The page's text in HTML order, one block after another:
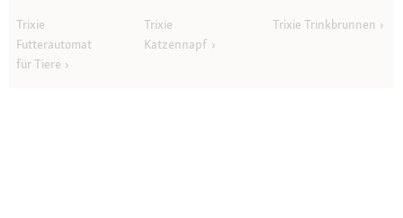
Trixie
Futterautomat
für Tiere
Trixie
Katzennapf
Trixie Trinkbrunnen